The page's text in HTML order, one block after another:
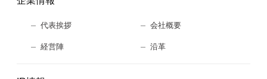
代表挨拶 会社概要
経営陣 沿革